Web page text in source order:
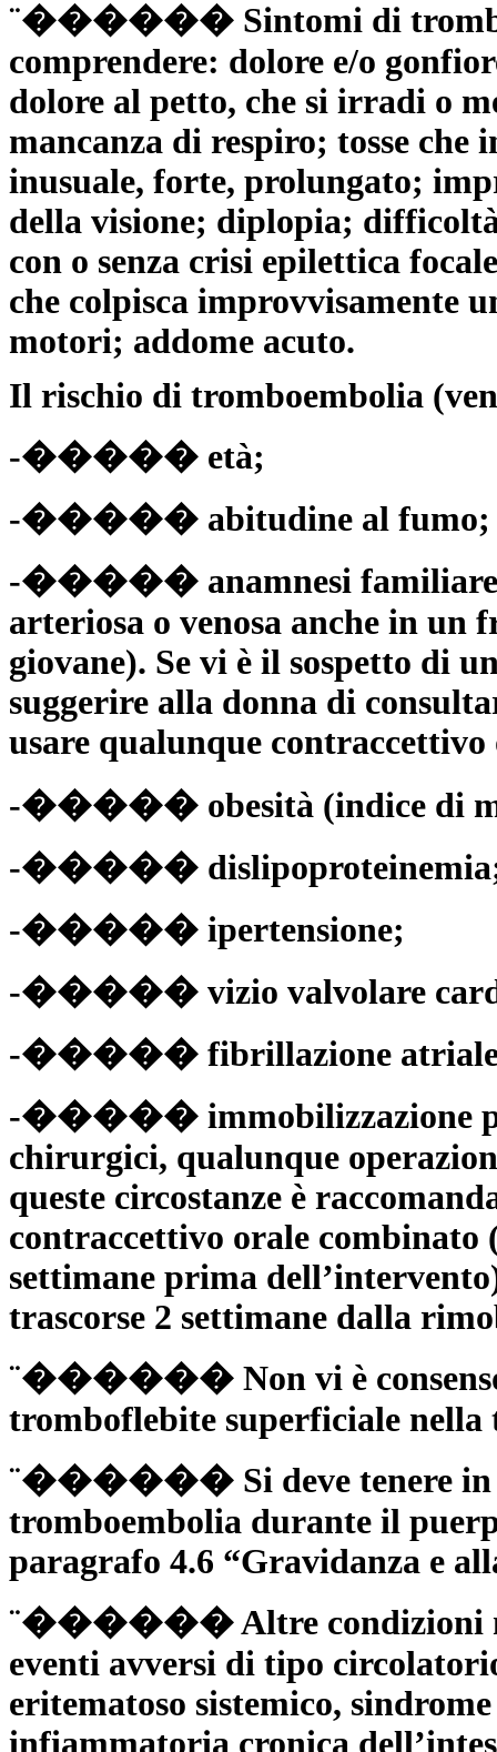
¨������ Sintomi di
comprendere: dolore e/o
dolore al petto, che si irradi o
mancanza di respiro; tosse
inusuale, forte, prolungato;
della visione; diplopia;
con o senza crisi epilettica
che colpisca improvvisamente
motori; addome acuto.
Il rischio di tromboembolia
-����� età;
-����� abitudine al fumo;
-����� anamnesi familiare
arteriosa o venosa anche in un
giovane). Se vi è il sospetto di
suggerire alla donna di
usare qualunque
-����� obesità (indice di
-�����
-����� ipertensione;
-����� vizio valvolare
-����� fibrillazione
-����� immobilizzazione
chirurgici, qualunque
queste circostanze è
contraccettivo orale
settimane prima
trascorse 2 settimane dalla
¨������ Non vi è consenso
tromboflebite superficiale nella
¨������ Si deve tenere in
tromboembolia durante il
paragrafo 4.6 “Gravidanza e
¨������ Altre condizioni
eventi avversi di tipo
eritematoso sistemico,
infiammatoria cronica